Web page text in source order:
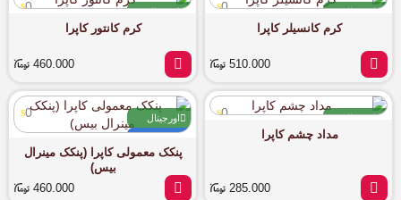
اورجینال
آماده ارسال
0
کرم کانسیلر کاپرا
510.000
اورجینال
آماده ارسال
0
کرم کانتور کاپرا
460.000
اورجینال
آماده ارسال
0
مداد چشم کاپرا
285.000
اورجینال
0
پنکک معمولی کاپرا (پنکک مینرال
بیس)
460.000